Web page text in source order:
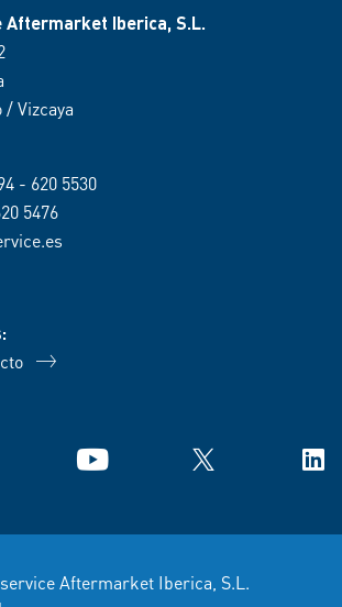
Aftermarket Iberica, S.L.
/ Vizcaya
- 620 5530
5476
YouTube X
Aftermarket Iberica, S.L.